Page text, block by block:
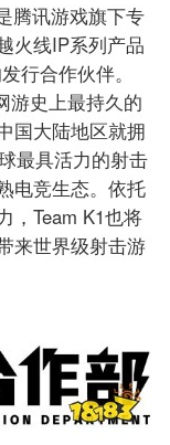
腾讯游戏旗下专
火线IP系列产品
行合作伙伴。
游史上最持久的
国大陆地区就拥
最具活力的射击
电竞生态。依托
，Team K1也将
来世界级射击游